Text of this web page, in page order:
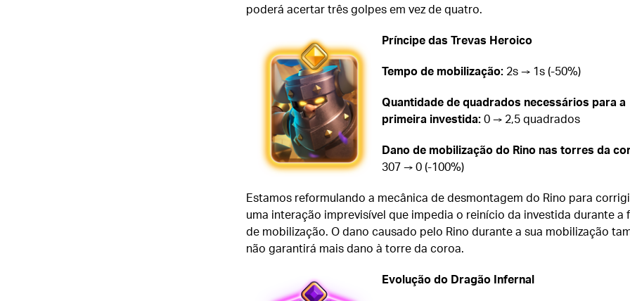
poderá acertar três golpes em vez de quatro.
Príncipe das Trevas Heroico
Tempo de mobilização:2s → 1s (-50%)
Quantidade de quadrados necessários para a
primeira investida:0 → 2,5 quadrados
Dano de mobilização do Rino nas torres da
307 → 0 (-100%)
Estamos reformulando a mecânica de desmontagem do Rino para
uma interação imprevisível que impedia o reinício da investida durante a
de mobilização. O dano causado pelo Rino durante a sua mobilização
não garantirá mais dano à torre da coroa.
Evolução do Dragão Infernal